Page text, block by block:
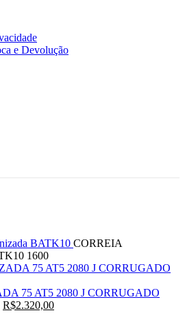
e Devolução
BATK10 CORREIA
1600
75 AT5 2080 J CORRUGADO
R$2.320,00